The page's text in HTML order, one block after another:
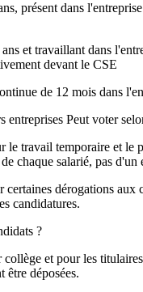
présent dans
et travaillant dans
devant le CSE
de 12 mois dans
entreprises Peut voter
le travail temporaire et
chaque salarié, pas
dérogations
candidatures.
?
et pour les
être déposées.